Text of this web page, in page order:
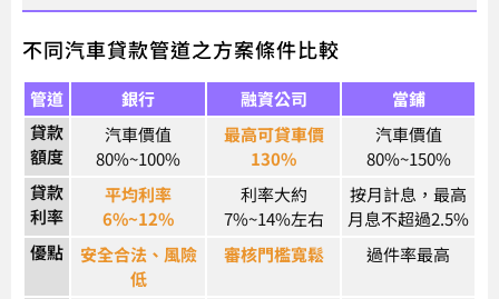
不同汽車貸款管道之方案條件比較
管道 銀行 融資公司
當鋪
貸款
額度
汽車價值
80%~100%
最高可貸車價
130%
汽車價值
80%~150%
貸款
利率
平均利率
6%~12%
利率大約
7%~14%左右
按月計息，最高
月息不超過2.5%
優點
安全合法、風險
低
審核門檻寬鬆 過件率最高